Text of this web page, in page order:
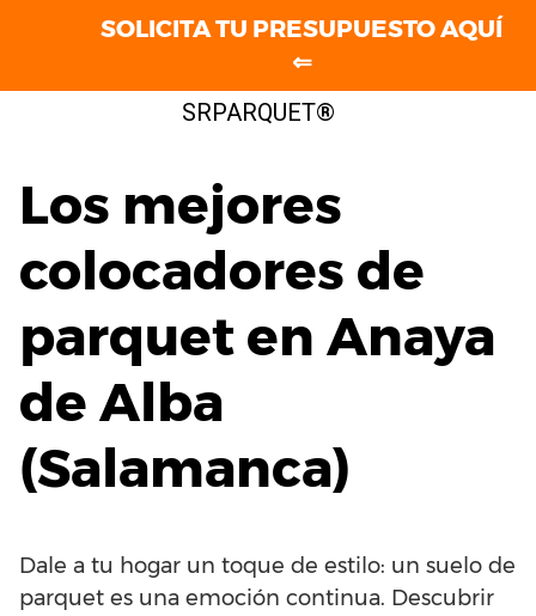
SRPARQUET®
Los mejores
colocadores de
parquet en Anaya
de Alba
(Salamanca)
Dale a tu hogar un toque de estilo: un suelo de
parquet es una emoción continua. Descubrir
SOLICITA TU PRESUPUESTO AQUÍ
⇐